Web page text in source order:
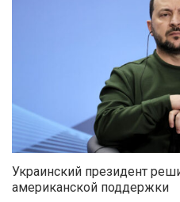
Украинский президент
американской поддержки